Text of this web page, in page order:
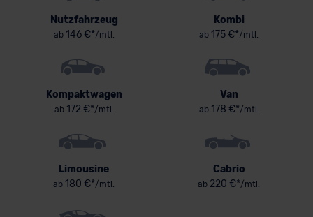
Nutzfahrzeug
ab146 €*/mtl.
Kombi
ab 175 €*/mtl.
Kompaktwagen
ab172 €*/mtl.
Van
ab178 €*/mtl.
Limousine
ab 180 €*/mtl.
Cabrio
ab 220 €*/mtl.